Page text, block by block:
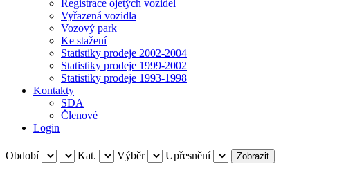
Registrace ojetých vozidel
Vyřazená vozidla
Vozový park
Ke stažení
Statistiky prodeje 2002-2004
Statistiky prodeje 1999-2002
Statistiky prodeje 1993-1998
Kontakty
SDA
Členové
Login
Období Kat. Výběr Upřesnění